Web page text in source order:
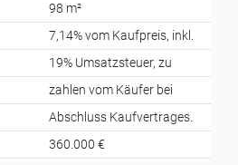
98 m²
7,14% vom Kaufpreis, inkl.
19% Umsatzsteuer, zu
zahlen vom Käufer bei
Abschluss Kaufvertrages.
360.000 €